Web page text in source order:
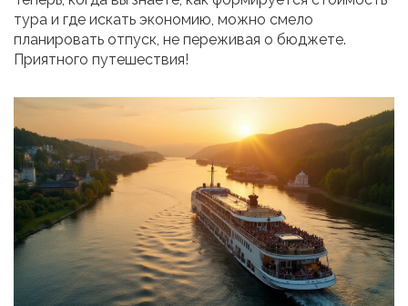
тура и где искать экономию, можно смело
планировать отпуск, не переживая о бюджете.
Приятного путешествия!